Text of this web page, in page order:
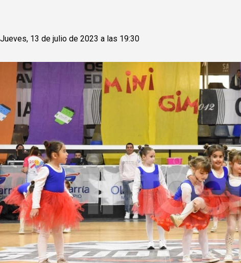
Jueves, 13 de julio de 2023 a las 19:30